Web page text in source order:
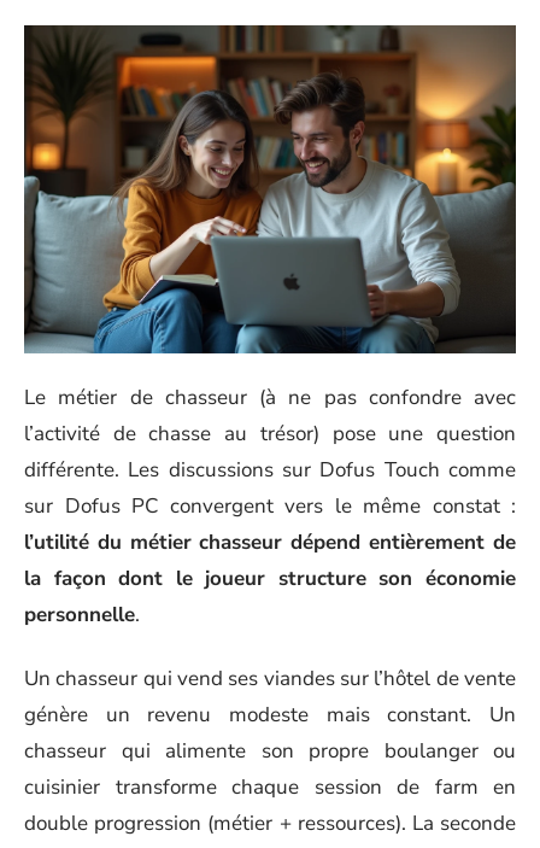
Le métier de chasseur (à ne pas confondre avec
l’activité de chasse au trésor) pose une question
différente. Les discussions sur Dofus Touch comme
sur Dofus PC convergent vers le même constat :
l’utilité du métier chasseur dépend entièrement de
la façon dont le joueur structure son économie
personnelle.
Un chasseur qui vend ses viandes sur l’hôtel de vente
génère un revenu modeste mais constant. Un
chasseur qui alimente son propre boulanger ou
cuisinier transforme chaque session de farm en
double progression (métier + ressources). La seconde